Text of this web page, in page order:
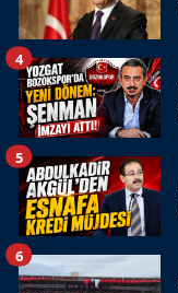
4
5
6